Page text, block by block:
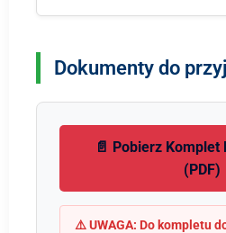
Dokumenty do
📄 Pobierz
(PDF)
⚠️ UWAGA: Do kompletu